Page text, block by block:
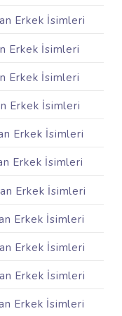
Erkek İsimleri
Erkek İsimleri
Erkek İsimleri
Erkek İsimleri
Erkek İsimleri
Erkek İsimleri
Erkek İsimleri
Erkek İsimleri
Erkek İsimleri
Erkek İsimleri
Erkek İsimleri